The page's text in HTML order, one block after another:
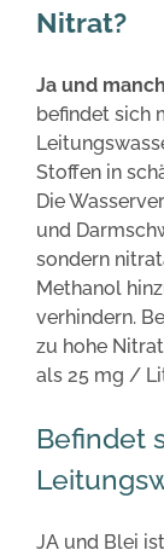
Nitrat?
Ja und
befindet sich
Stoffen in
Die
und
sondern
Methanol
verhindern.
zu hohe
als 25 mg /
Befindet
JA und Blei